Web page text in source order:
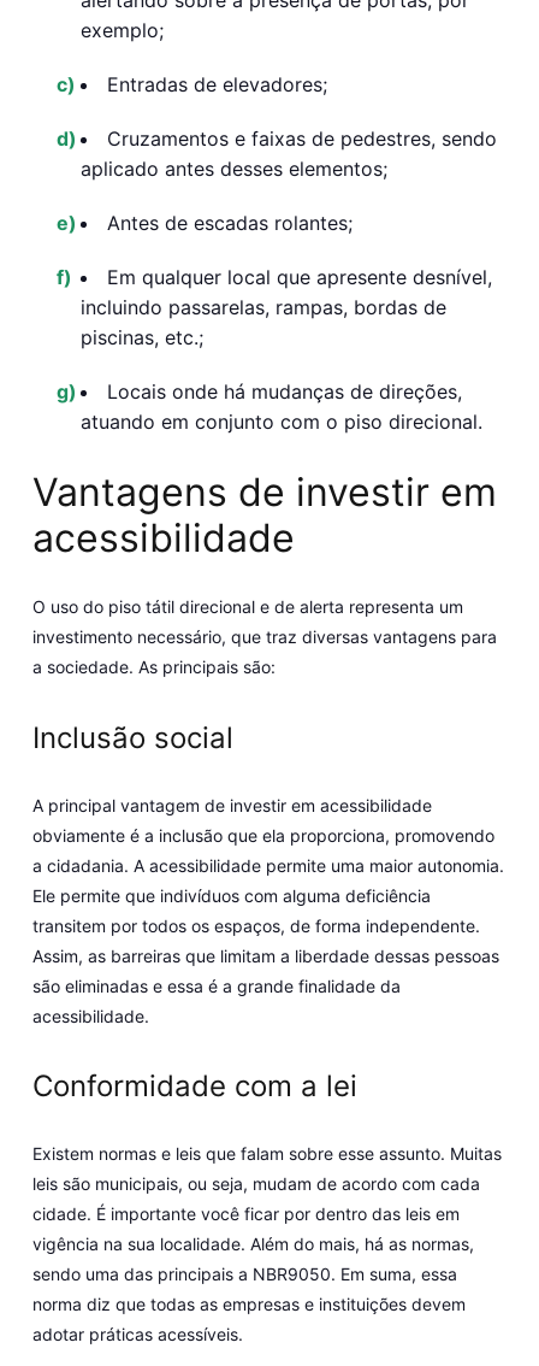
exemplo;
Entradas de elevadores;
Cruzamentos e faixas de pedestres, sendo
aplicado antes desses elementos;
Antes de escadas rolantes;
Em qualquer local que apresente desnível,
incluindo passarelas, rampas, bordas de
piscinas, etc.;
Locais onde há mudanças de direções,
atuando em conjunto com o piso direcional.
Vantagens de investir em
acessibilidade
O uso do piso tátil direcional e de alerta representa um
investimento necessário, que traz diversas vantagens para
a sociedade. As principais são:
Inclusão social
A principal vantagem de investir em acessibilidade
obviamente é a inclusão que ela proporciona, promovendo
a cidadania. A acessibilidade permite uma maior autonomia.
Ele permite que indivíduos com alguma deficiência
transitem por todos os espaços, de forma independente.
Assim, as barreiras que limitam a liberdade dessas pessoas
são eliminadas e essa é a grande finalidade da
acessibilidade.
Conformidade com a lei
Existem normas e leis que falam sobre esse assunto. Muitas
leis são municipais, ou seja, mudam de acordo com cada
cidade. É importante você ficar por dentro das leis em
vigência na sua localidade. Além do mais, há as normas,
sendo uma das principais a NBR9050. Em suma, essa
norma diz que todas as empresas e instituições devem
adotar práticas acessíveis.